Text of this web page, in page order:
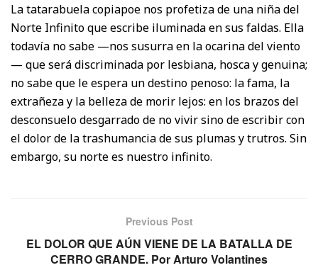
La tatarabuela copiapoe nos profetiza de una niña del
Norte Infinito que escribe iluminada en sus faldas. Ella
todavía no sabe —nos susurra en la ocarina del viento
— que será discriminada por lesbiana, hosca y genuina;
no sabe que le espera un destino penoso: la fama, la
extrañeza y la belleza de morir lejos: en los brazos del
desconsuelo desgarrado de no vivir sino de escribir con
el dolor de la trashumancia de sus plumas y trutros. Sin
embargo, su norte es nuestro infinito.
Previous Post
EL DOLOR QUE AÚN VIENE DE LA BATALLA DE
CERRO GRANDE. Por Arturo Volantines